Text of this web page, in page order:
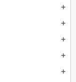
add
add
add
add
add